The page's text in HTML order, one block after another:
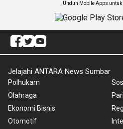
Unduh Mobile Apps untuk
Jelajahi ANTARA News Sumbar
Polhukam
Olahraga
Ekonomi Bisnis
Otomotif